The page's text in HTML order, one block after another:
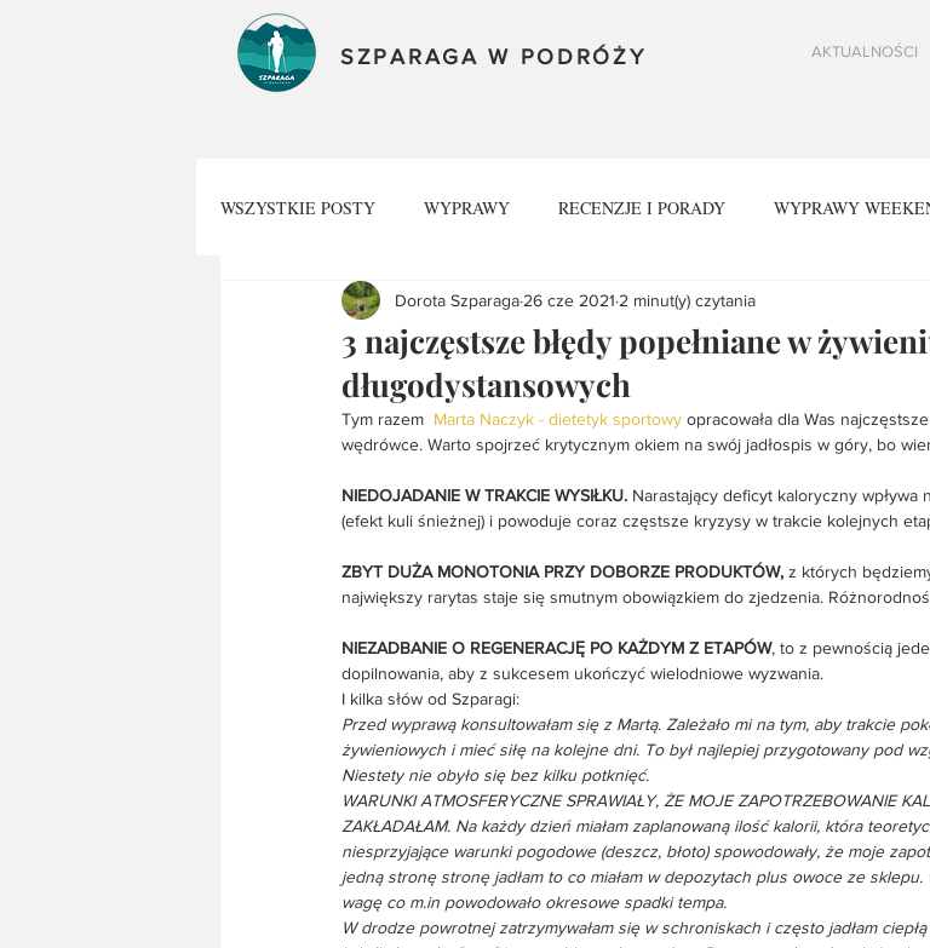
SZPARAGA W PODRÓŻY AKTUALNOŚCI
WSZYSTKIE POSTY WYPRAWY RECENZJE I PORADY WYPRAWY
AKTUALNOŚCI BESKID WYSPOWY BESKID ŚLĄSKI
3 najczęstsze błędy popełniane w
długodystansowych
Dorota Szparaga 26 cze 2021 2 minut(y) czytania
Tym razem Marta Naczyk - dietetyk sportowy opracowała dla Was
wędrówce. Warto spojrzeć krytycznym okiem na swój jadłospis w góry, bo
NIEDOJADANIE W TRAKCIE WYSIŁKU. Narastający deficyt kaloryczny
(efekt kuli śnieżnej) i powoduje coraz częstsze kryzysy w trakcie kolejnych
ZBYT DUŻA MONOTONIA PRZY DOBORZE PRODUKTÓW, z których
największy rarytas staje się smutnym obowiązkiem do zjedzenia.
NIEZADBANIE O REGENERACJĘ PO KAŻDYM Z ETAPÓW, to z pewnością
dopilnowania, aby z sukcesem ukończyć wielodniowe wyzwania.
I kilka słów od Szparagi:
Przed wyprawą konsultowałam się z Martą. Zależało mi na tym, aby trakcie
żywieniowych i mieć siłę na kolejne dni. To był najlepiej przygotowany pod
Niestety nie obyło się bez kilku potknięć.
WARUNKI ATMOSFERYCZNE SPRAWIAŁY, ŻE MOJE ZAPOTRZEBOWANIE
ZAKŁADAŁAM. Na każdy dzień miałam zaplanowaną ilość kalorii, która
niesprzyjające warunki pogodowe (deszcz, błoto) spowodowały, że moje
jedną stronę stronę jadłam to co miałam w depozytach plus owoce ze
wagę co m.in powodowało okresowe spadki tempa.
W drodze powrotnej zatrzymywałam się w schroniskach i często jadłam